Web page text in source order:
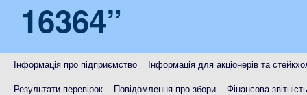
16364”
Інформація про підприємство Інформація для акціонерів та
Результати перевірок Повідомлення про збори Фінансова